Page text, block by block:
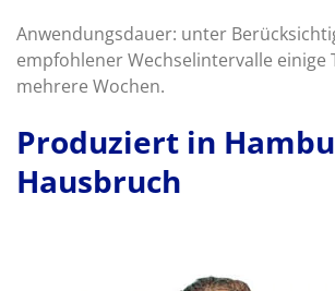
Anwendungsdauer: unter
empfohlener Wechselintervalle einige
mehrere Wochen.
Produziert in
Hausbruch